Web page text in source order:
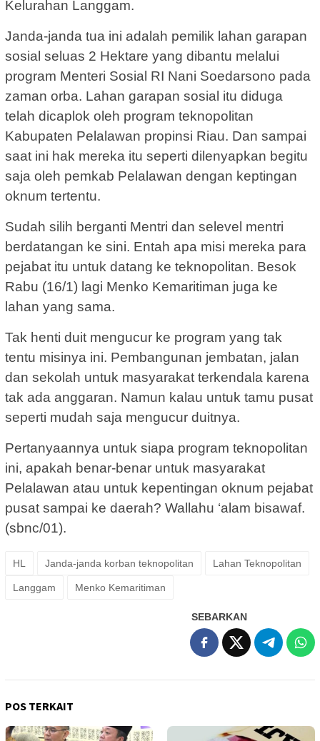
Kelurahan Langgam.
Janda-janda tua ini adalah pemilik lahan garapan
sosial seluas 2 Hektare yang dibantu melalui
program Menteri Sosial RI Nani Soedarsono pada
zaman orba. Lahan garapan sosial itu diduga
telah dicaplok oleh program teknopolitan
Kabupaten Pelalawan propinsi Riau. Dan sampai
saat ini hak mereka itu seperti dilenyapkan begitu
saja oleh pemkab Pelalawan dengan keptingan
oknum tertentu.
Sudah silih berganti Mentri dan selevel mentri
berdatangan ke sini. Entah apa misi mereka para
pejabat itu untuk datang ke teknopolitan. Besok
Rabu (16/1) lagi Menko Kemaritiman juga ke
lahan yang sama.
Tak henti duit mengucur ke program yang tak
tentu misinya ini. Pembangunan jembatan, jalan
dan sekolah untuk masyarakat terkendala karena
tak ada anggaran. Namun kalau untuk tamu pusat
seperti mudah saja mengucur duitnya.
Pertanyaannya untuk siapa program teknopolitan
ini, apakah benar-benar untuk masyarakat
Pelalawan atau untuk kepentingan oknum pejabat
pusat sampai ke daerah? Wallahu ‘alam bisawaf.
(sbnc/01).
HL Janda-janda korban teknopolitan Lahan Teknopolitan
Langgam Menko Kemaritiman
SEBARKAN
POS TERKAIT